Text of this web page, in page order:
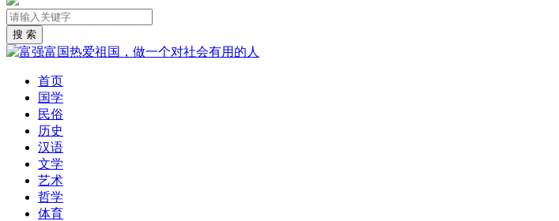
首页
国学
民俗
历史
汉语
文学
艺术
哲学
体育